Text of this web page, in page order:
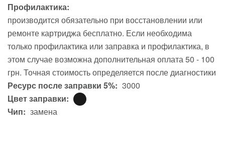
Профилактика:
производится обязательно при восстановлении или
ремонте картриджа бесплатно. Если необходима
только профилактика или заправка и профилактика, в
этом случае возможна дополнительная оплата 50 - 100
грн. Точная стоимость определяется после диагностики
Ресурс после заправки 5%: 3000
Цвет заправки:
Чип: замена